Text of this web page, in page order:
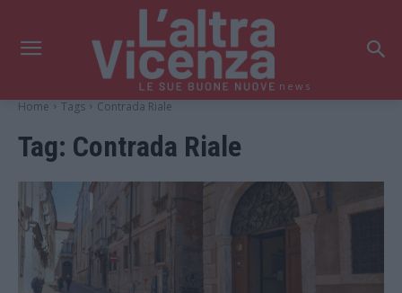
news
Home Tags Contrada Riale
Tag: Contrada Riale